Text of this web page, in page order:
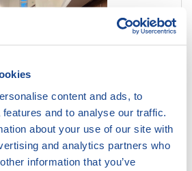
content and ads, to
and to analyse our traffic.
about your use of our site with
and analytics partners who
information that you’ve
na Cenu Gratias